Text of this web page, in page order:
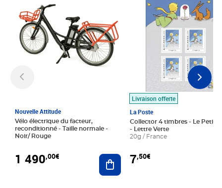
Nouvelle Attitude
Vélo électrique du facteur,
reconditionné - Taille normale -
Noir/ Rouge
1 490,00€ Ajouter au panier
Livraison offerte
La Poste
Collector 4 timbres - Le Petit
- Lettre Verte
20g / France
7,50€